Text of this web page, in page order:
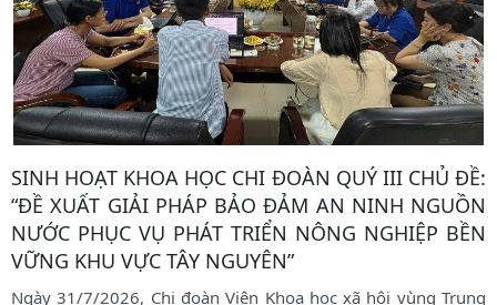
SINH HOẠT KHOA HỌC CHI ĐOÀN QUÝ III CHỦ ĐỀ:
“ĐỀ XUẤT GIẢI PHÁP BẢO ĐẢM AN NINH NGUỒN
NƯỚC PHỤC VỤ PHÁT TRIỂN NÔNG NGHIỆP BỀN
VỮNG KHU VỰC TÂY NGUYÊN”
Ngày 31/7/2026, Chi đoàn Viện Khoa học xã hội vùng Trung